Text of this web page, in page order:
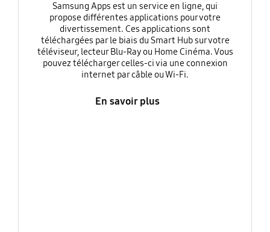
Samsung Apps est un service en ligne, qui
propose différentes applications pour votre
divertissement. Ces applications sont
téléchargées par le biais du Smart Hub sur votre
téléviseur, lecteur Blu-Ray ou Home Cinéma. Vous
pouvez télécharger celles-ci via une connexion
internet par câble ou Wi-Fi.
En savoir plus